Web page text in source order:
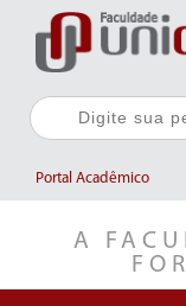
Portal Acadêmico
A